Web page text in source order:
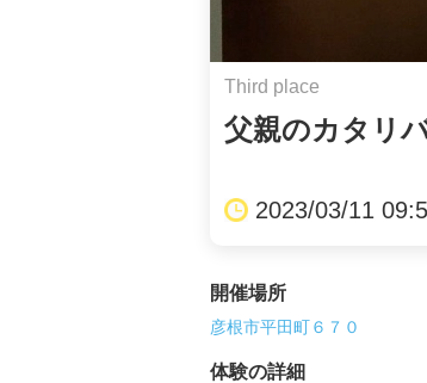
Third place
父親のカタリ
2023/03/11
開催場所
彦根市平田町６７０
体験の詳細